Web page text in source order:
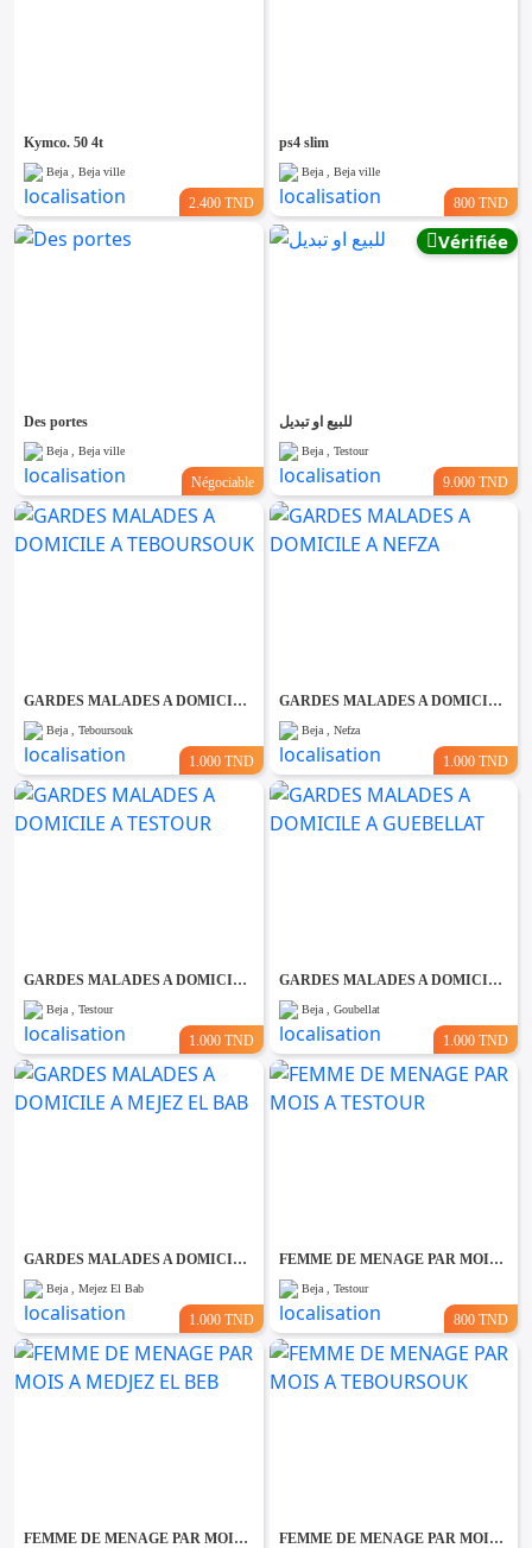
Kymco. 50 4t
Beja , Beja ville
2.400 TND
ps4 slim
Beja , Beja ville
800 TND
Des portes
Beja , Beja ville
Négociable
Vérifiée
للبيع او تبديل
Beja , Testour
9.000 TND
GARDES MALADES A DOMICILE A TEBOURSOUK
Beja , Teboursouk
1.000 TND
GARDES MALADES A DOMICILE A NEFZA
Beja , Nefza
1.000 TND
GARDES MALADES A DOMICILE A TESTOUR
Beja , Testour
1.000 TND
GARDES MALADES A DOMICILE A GUEBELLAT
Beja , Goubellat
1.000 TND
GARDES MALADES A DOMICILE A MEJEZ EL BAB
Beja , Mejez El Bab
1.000 TND
FEMME DE MENAGE PAR MOIS A TESTOUR
Beja , Testour
800 TND
FEMME DE MENAGE PAR MOIS A MEDJEZ EL BEB FEMME DE MENAGE PAR MOIS A TEBOURSOUK